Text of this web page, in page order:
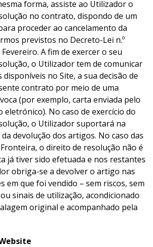
forma, assiste ao Utilizador o
no contrato, dispondo de um
proceder ao cancelamento da
previstos no Decreto-Lei n.º
A fim de exercer o seu
o Utilizador tem de comunicar
no Site, a sua decisão de
contrato por meio de uma
(por exemplo, carta enviada pelo
No caso de exercício do
o Utilizador suportará na
devolução dos artigos. No caso das
o direito de resolução não é
já tiver sido efetuada e nos restantes
obriga-se a devolver o artigo nas
em que foi vendido – sem riscos, sem
sinais de utilização, acondicionado
original e acompanhado pela